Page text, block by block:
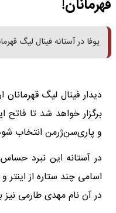
قهرمانان!
یوفا در آستانه فینال لیگ
دیدار فینال لیگ قهرمانان
برگزار خواهد شد تا فاتح
و پاری‌سن‌ژرمن انتخاب
در آستانه این نبرد
اسامی چند ستاره از
در آن نام مهدی طارمی